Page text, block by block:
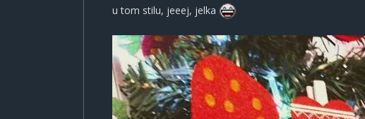
u tom stilu, jeeej, jelka